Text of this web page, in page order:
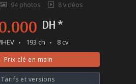
94 photos 8 vidéos
DH *
193 ch 8 cv
Prix clé en main
Tarifs et versions